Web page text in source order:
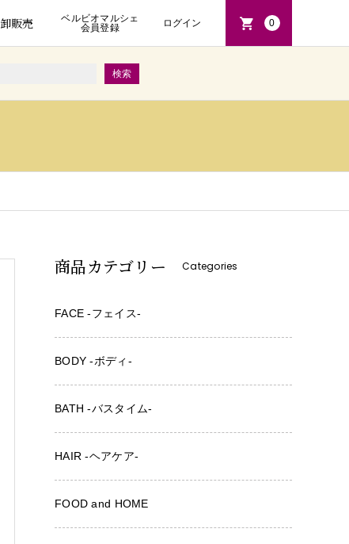
卸販売
ベルビオマルシェ
会員登録
ログイン 0
商品カテゴリー Categories
FACE -フェイス-
BODY -ボディ-
BATH -バスタイム-
HAIR -ヘアケア-
FOOD and HOME